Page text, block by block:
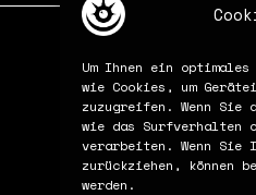
Um Ihnen ein
wie Cookies, um
zuzugreifen. Wenn Sie
wie das Surfverhalten
verarbeiten. Wenn Sie
zurückziehen, können
werden.